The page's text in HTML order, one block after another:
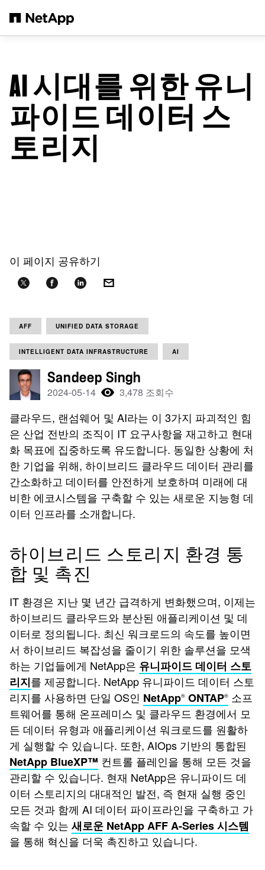
AI 시대를 위한 유니
파이드 데이터 스
토리지
이 페이지 공유하기
AFF UNIFIED DATA STORAGE
INTELLIGENT DATA INFRASTRUCTURE AI
Sandeep Singh
2024-05-14 3,478 조회수
클라우드, 랜섬웨어 및 AI라는 이 3가지 파괴적인 힘
은 산업 전반의 조직이 IT 요구사항을 재고하고 현대
화 목표에 집중하도록 유도합니다. 동일한 상황에 처
한 기업을 위해, 하이브리드 클라우드 데이터 관리를
간소화하고 데이터를 안전하게 보호하며 미래에 대
비한 에코시스템을 구축할 수 있는 새로운 지능형 데
이터 인프라를 소개합니다.
하이브리드 스토리지 환경 통
합 및 촉진
IT 환경은 지난 몇 년간 급격하게 변화했으며, 이제는
하이브리드 클라우드와 분산된 애플리케이션 및 데
이터로 정의됩니다. 최신 워크로드의 속도를 높이면
서 하이브리드 복잡성을 줄이기 위한 솔루션을 모색
하는 기업들에게 NetApp은 유니파이드 데이터 스토
리지를 제공합니다. NetApp 유니파이드 데이터 스토
리지를 사용하면 단일 OS인 NetApp® ONTAP® 소프
트웨어를 통해 온프레미스 및 클라우드 환경에서 모
든 데이터 유형과 애플리케이션 워크로드를 원활하
게 실행할 수 있습니다. 또한, AIOps 기반의 통합된
NetApp BlueXP™ 컨트롤 플레인을 통해 모든 것을
관리할 수 있습니다. 현재 NetApp은 유니파이드 데
이터 스토리지의 대대적인 발전, 즉 현재 실행 중인
모든 것과 함께 AI 데이터 파이프라인을 구축하고 가
속할 수 있는 새로운 NetApp AFF A-Series 시스템
을 통해 혁신을 더욱 촉진하고 있습니다.